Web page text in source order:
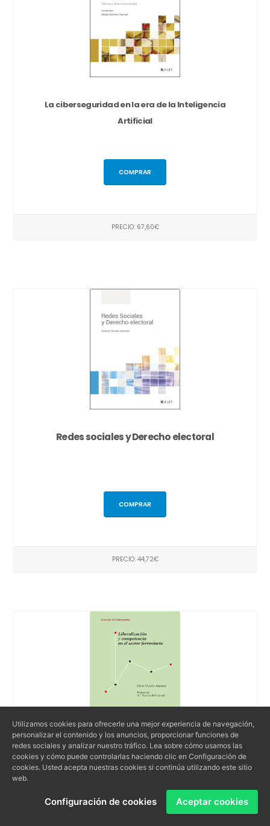
La ciberseguridad en la era de la Inteligencia
Artificial
COMPRAR
PRECIO: 67,60€
Redes sociales y Derecho electoral
COMPRAR
PRECIO: 44,72€
Liberalización y competencia en el sector
Utilizamos cookies para ofrecerle una mejor experiencia de navegación,
personalizar el contenido y los anuncios, proporcionar funciones de
redes sociales y analizar nuestro tráfico. Lea sobre cómo usamos las
cookies y cómo puede controlarlas haciendo clic en Configuración de
cookies. Usted acepta nuestras cookies si continúa utilizando este sitio
web.
Configuración de cookies Aceptar cookies